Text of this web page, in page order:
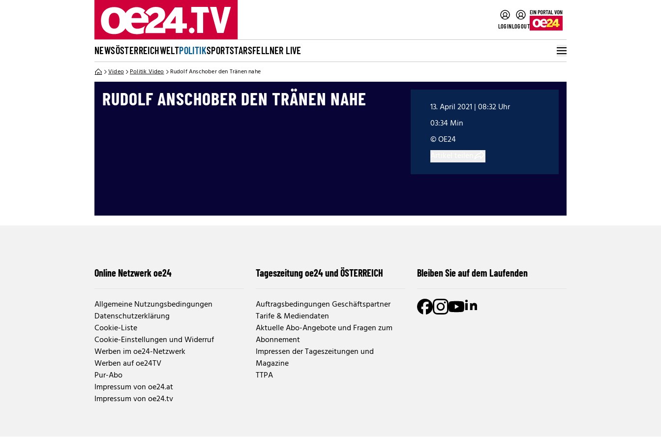
LOGINLOGOUT
NEWSÖSTERREICHWELTPOLITIKSPORTSTARSFELLNER LIVE
Video Politik Video Rudolf Anschober den Tränen nahe
RUDOLF ANSCHOBER DEN TRÄNEN NAHE
13. April 2021 | 08:32 Uhr
03:34 Min
© OE24
Online Netzwerk oe24
Allgemeine Nutzungsbedingungen
Datenschutzerklärung
Cookie-Liste
Cookie-Einstellungen und Widerruf
Werben im oe24-Netzwerk
Werben auf oe24TV
Pur-Abo
Impressum von oe24.at
Impressum von oe24.tv
Tageszeitung oe24 und ÖSTERREICH
Auftragsbedingungen Geschäftspartner
Tarife & Mediendaten
Aktuelle Abo-Angebote und Fragen zum
Abonnement
Impressen der Tageszeitungen und
Magazine
TTPA
Bleiben Sie auf dem Laufenden